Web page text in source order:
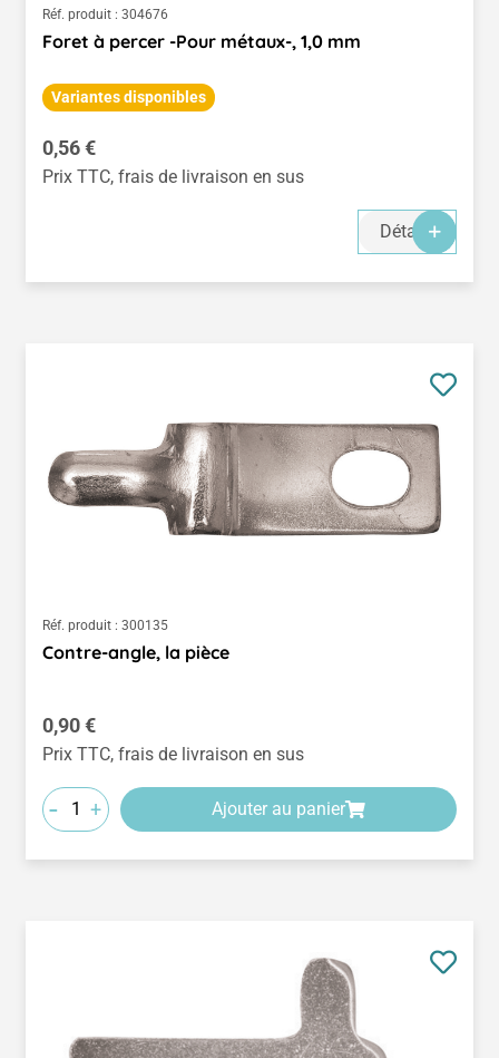
Réf. produit : 304676
Foret à percer -Pour métaux-, 1,0 mm
Variantes disponibles
Prix régulier :
0,56 €
Prix TTC, frais de livraison en sus
Détails
Réf. produit : 300135
Contre-angle, la pièce
Prix régulier :
0,90 €
Prix TTC, frais de livraison en sus
- + Ajouter au panier